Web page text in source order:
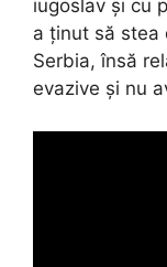
iugoslav și cu
a ținut să stea
Serbia, însă
evazive și nu